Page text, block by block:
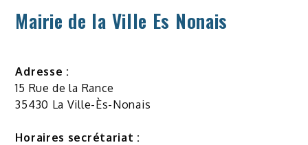
Mairie de la Ville Es Nonais
Adresse :
15 Rue de la Rance
35430 La Ville-Ès-Nonais
Horaires secrétariat :